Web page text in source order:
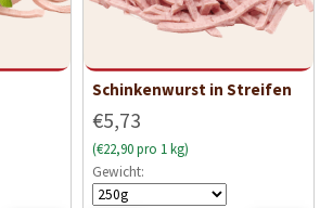
Schinkenwurst in Streifen
€5,73
(€22,90 pro 1 kg)
Gewicht: